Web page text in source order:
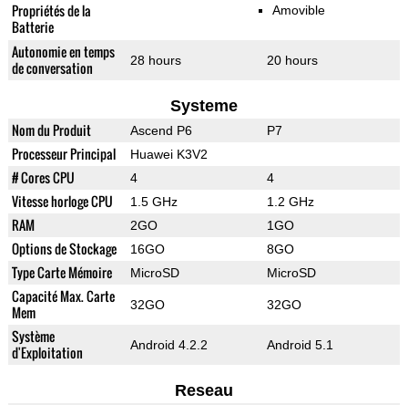
Propriétés de la
Batterie
Amovible
Autonomie en temps
de conversation
28 hours 20 hours
Systeme
Nom du Produit Ascend P6 P7
Processeur Principal Huawei K3V2
# Cores CPU 4 4
Vitesse horloge CPU 1.5 GHz 1.2 GHz
RAM 2GO 1GO
Options de Stockage 16GO 8GO
Type Carte Mémoire MicroSD MicroSD
Capacité Max. Carte
Mem
32GO 32GO
Système
d'Exploitation
Android 4.2.2 Android 5.1
Reseau